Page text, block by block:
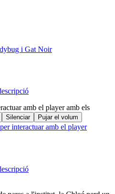
i Gat Noir
amb el player amb els
Silenciar
Pujar el volum
interactuar amb el player